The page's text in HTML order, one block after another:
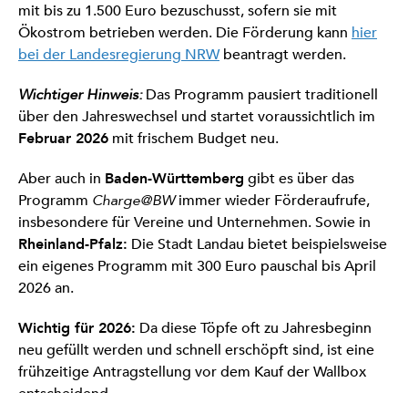
mit bis zu 1.500 Euro bezuschusst, sofern sie mit
Ökostrom betrieben werden. Die Förderung kann hier
bei der Landesregierung NRWbeantragt werden.
Wichtiger Hinweis:Das Programm pausiert traditionell
über den Jahreswechsel und startet voraussichtlich im
Februar 2026 mit frischem Budget neu.
Aber auch in Baden-Württemberg gibt es über das
Programm Charge@BWimmer wieder Förderaufrufe,
insbesondere für Vereine und Unternehmen.Sowie in
Rheinland-Pfalz: Die Stadt Landau bietet beispielsweise
ein eigenes Programm mit 300 Euro pauschal bis April
2026 an.
Wichtig für 2026: Da diese Töpfe oft zu Jahresbeginn
neu gefüllt werden und schnell erschöpft sind, ist eine
frühzeitige Antragstellung vor dem Kauf der Wallbox